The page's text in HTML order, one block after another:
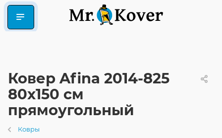
Ковер Afina 2014-825
80x150 см
прямоугольный
Ковры